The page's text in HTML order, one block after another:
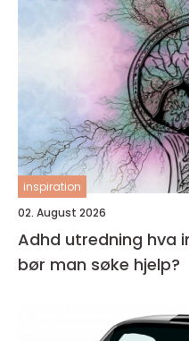
inspiration
02. August 2026
Adhd utredning hva innebærer det, og når
bør man søke hjelp?